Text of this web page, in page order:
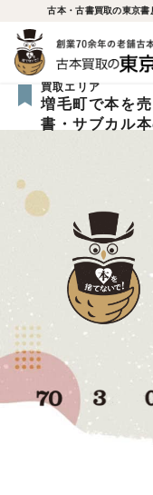
古本・古書買取の東京
買取エリア
増毛町で本を
書・サブカル